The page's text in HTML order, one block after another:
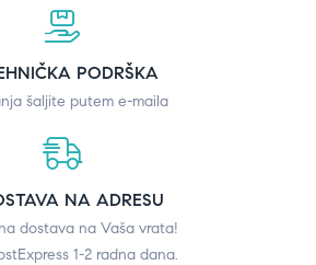
PODRŠKA
šaljite putem e-maila
NA ADRESU
dostava na Vaša vrata!
1-2 radna dana.